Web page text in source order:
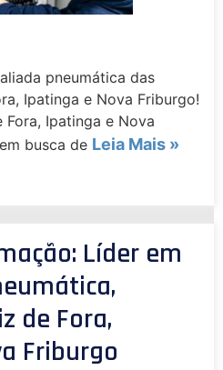
pneumática das
Ipatinga e Nova Friburgo!
Ipatinga e Nova
busca de Leia Mais »
Líder em
de Fora,
Friburgo